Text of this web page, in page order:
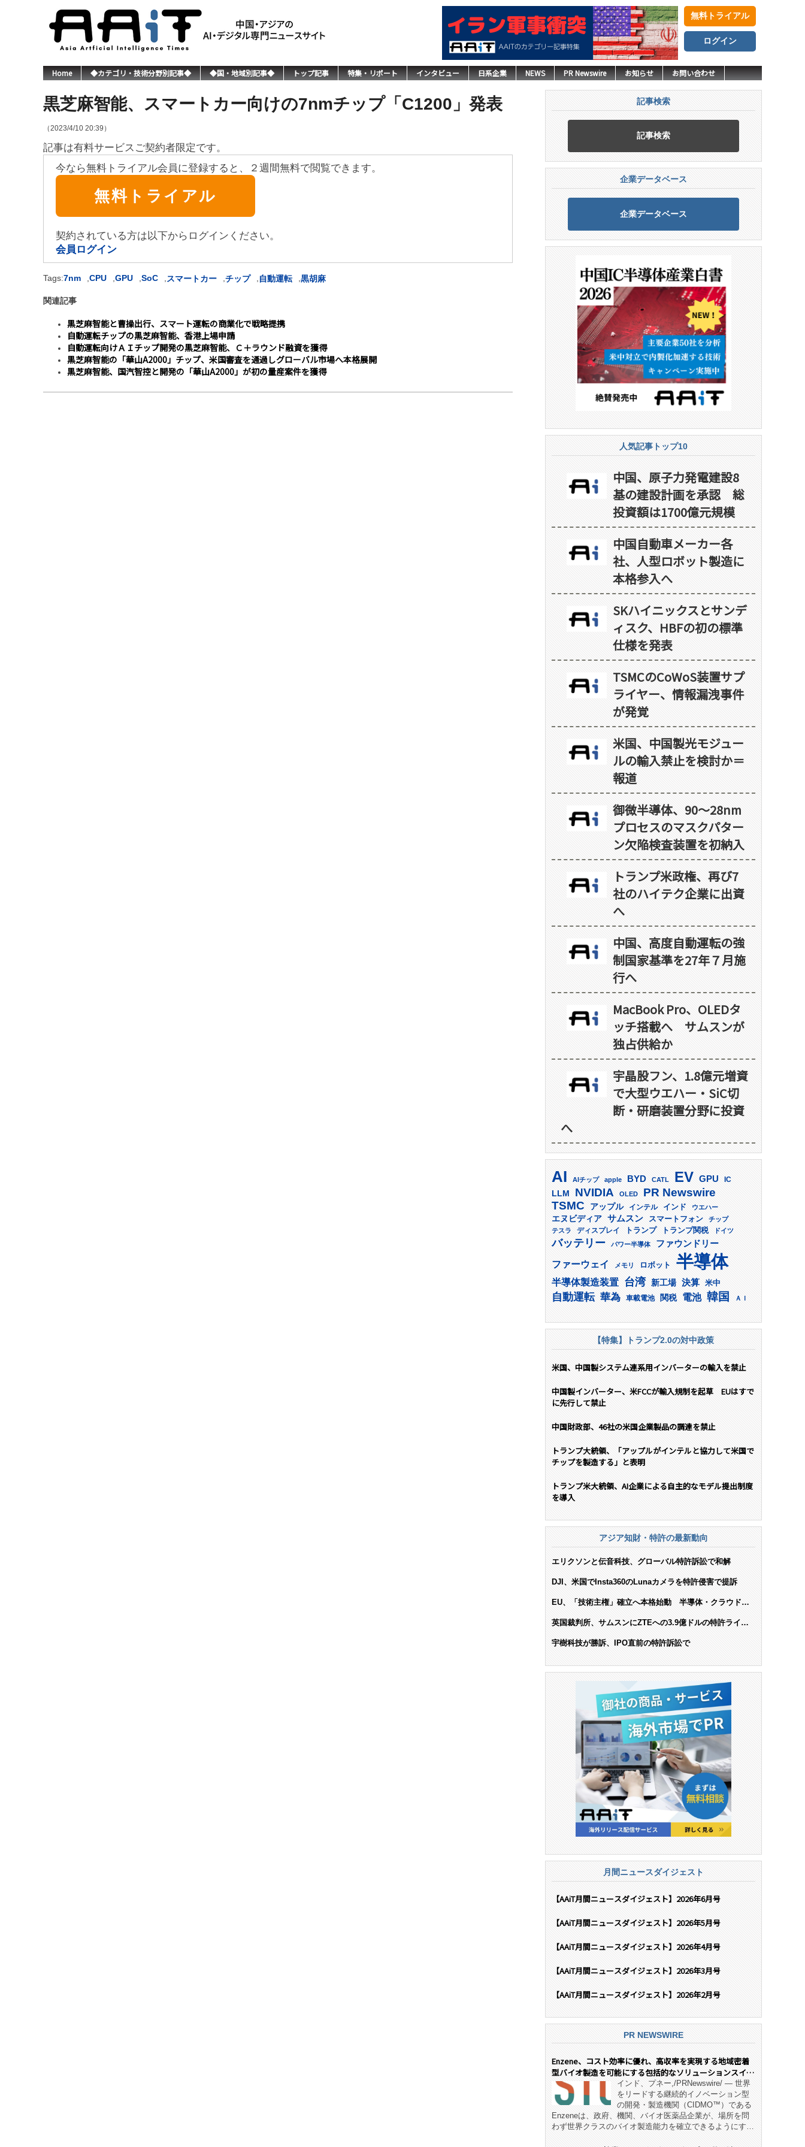
無料トライアル
ログイン
Home ◆カテゴリ・技術分野別記事◆ ◆国・地域別記事◆ トップ記事 特集・リポート インタビュー 日系企業 NEWS PR Newswire お知らせ お問い合わせ
黒芝麻智能、スマートカー向けの7nmチップ「C1200」発表
（2023/4/10 20:39）
記事は有料サービスご契約者限定です。
今なら無料トライアル会員に登録すると、２週間無料で閲覧できます。
無料トライアル
契約されている方は以下からログインください。
会員ログイン
Tags:7nm CPU GPU SoC スマートカー チップ 自動運転 黒胡麻
関連記事
黒芝麻智能と曹操出行、スマート運転の商業化で戦略提携
自動運転チップの黒芝麻智能、香港上場申請
自動運転向けＡＩチップ開発の黒芝麻智能、Ｃ＋ラウンド融資を獲得
黒芝麻智能の「華山A2000」チップ、米国審査を通過しグローバル市場へ本格展開
黒芝麻智能、国汽智控と開発の「華山A2000」が初の量産案件を獲得
記事検索
記事検索
企業データベース
企業データベース
人気記事トップ10
中国、原子力発電建設8
基の建設計画を承認 総
投資額は1700億元規模
中国自動車メーカー各
社、人型ロボット製造に
本格参入へ
SKハイニックスとサンデ
ィスク、HBFの初の標準
仕様を発表
TSMCのCoWoS装置サプ
ライヤー、情報漏洩事件
が発覚
米国、中国製光モジュー
ルの輸入禁止を検討か＝
報道
御微半導体、90～28nm
プロセスのマスクパター
ン欠陥検査装置を初納入
トランプ米政権、再び7
社のハイテク企業に出資
へ
中国、高度自動運転の強
制国家基準を27年７月施
行へ
MacBook Pro、OLEDタ
ッチ搭載へ サムスンが
独占供給か
宇晶股フン、1.8億元増資
で大型ウエハー・SiC切
断・研磨装置分野に投資
へ
AI AIチップ apple BYD CATL EV GPU IC
LLM NVIDIA OLED PR Newswire
TSMC アップル インテル インド ウエハー
エヌビディア サムスン スマートフォン
チップ
テスラ
ディスプレイ トランプ トランプ関税 ドイツ
バッテリー パワー半導体 ファウンドリー
ファーウェイ メモリ ロボット 半導体
半導体製造装置 台湾 新工場 決算 米中
自動運転 華為 車載電池 関税 電池 韓国 ＡＩ
【特集】トランプ2.0の対中政策
米国、中国製システム連系用インバーターの輸入を禁止
中国製インバーター、米FCCが輸入規制を起草 EUはすで
に先行して禁止
中国財政部、46社の米国企業製品の調達を禁止
トランプ大統領、「アップルがインテルと協力して米国で
チップを製造する」と表明
トランプ米大統領、AI企業による自主的なモデル提出制度
を導入
アジア知財・特許の最新動向
エリクソンと伝音科技、グローバル特許訴訟で和解
DJI、米国でInsta360のLunaカメラを特許侵害で提訴
EU、「技術主権」確立へ本格始動 半導体・クラウド・
英国裁判所、サムスンにZTEへの3.9億ドルの特許ライセ
宇樹科技が勝訴、IPO直前の特許訴訟で
月間ニュースダイジェスト
【AAiT月間ニュースダイジェスト】2026年6月号
【AAiT月間ニュースダイジェスト】2026年5月号
【AAiT月間ニュースダイジェスト】2026年4月号
【AAiT月間ニュースダイジェスト】2026年3月号
【AAiT月間ニュースダイジェスト】2026年2月号
PR NEWSWIRE
Enzene、コスト効率に優れ、高収率を実現する地域密着
型バイオ製造を可能にする包括的なソリューションスイー
ト「NeX™」 をリリースインド、プネー,/PRNewswire/ — 世界
をリードする継続的イノベーション型
の開発・製造機関（CIDMO™）である
Enzeneは、政府、機関、バイオ医薬品企業が、場所を問
わず世界クラスのバイオ製造能力を確立できるようにす